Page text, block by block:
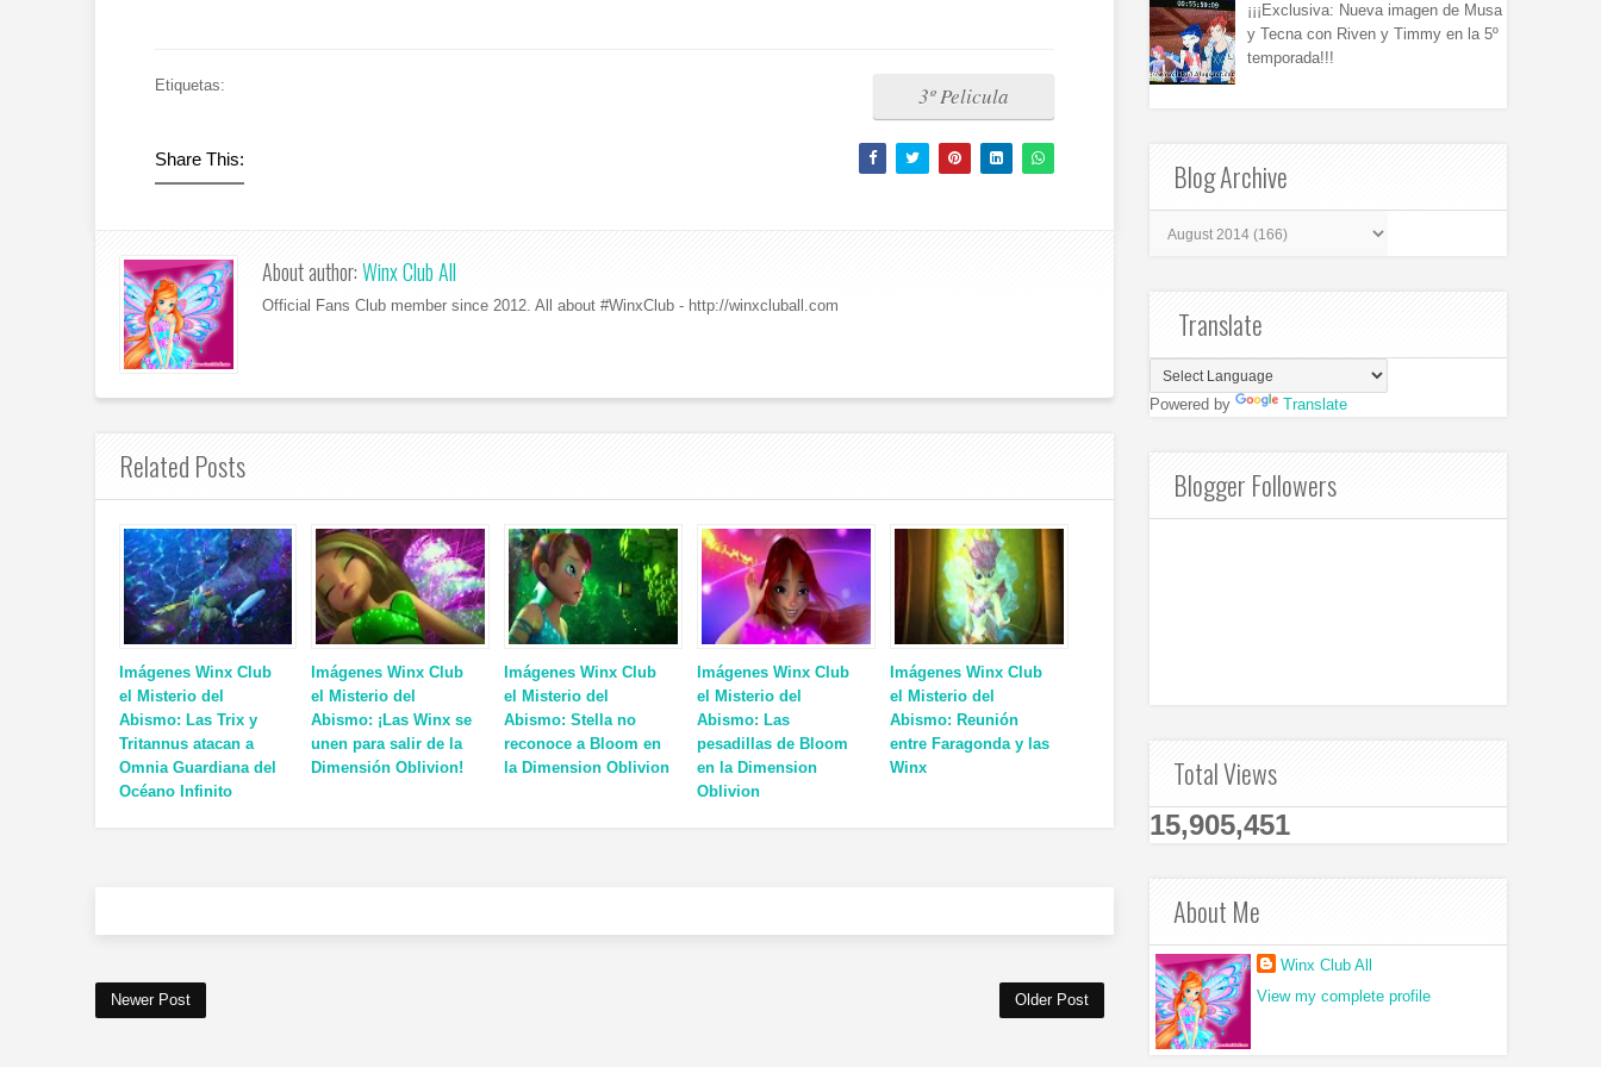
Etiquetas: 3º Pelicula
Share This:
About author:Winx Club All
Official Fans Club member since 2012. All about #WinxClub - http://winxcluball.com
Related Posts
Imágenes Winx Club
el Misterio del
Abismo: Las Trix y
Tritannus atacan a
Omnia Guardiana del
Océano Infinito
Imágenes Winx Club
el Misterio del
Abismo: ¡Las Winx se
unen para salir de la
Dimensión Oblivion!
Imágenes Winx Club
el Misterio del
Abismo: Stella no
reconoce a Bloom en
la Dimension Oblivion
Imágenes Winx Club
el Misterio del
Abismo: Las
pesadillas de Bloom
en la Dimension
Oblivion
Imágenes Winx Club
el Misterio del
Abismo: Reunión
entre Faragonda y las
Winx
Newer Post Older Post
¡¡¡Exclusiva: Nueva imagen de Musa
y Tecna con Riven y Timmy en la 5º
temporada!!!
Blog Archive
Translate
Powered by Translate
Blogger Followers
Total Views
15,905,451
About Me
Winx Club All
View my complete profile